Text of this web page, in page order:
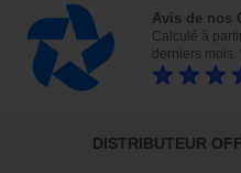
Avis de nos
Calculé à
derniers mois.
DISTRIBUTEUR